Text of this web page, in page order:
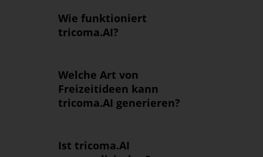
Wie funktioniert
tricoma.AI?
Welche Art von
Freizeitideen kann
tricoma.AI generieren?
Ist tricoma.AI